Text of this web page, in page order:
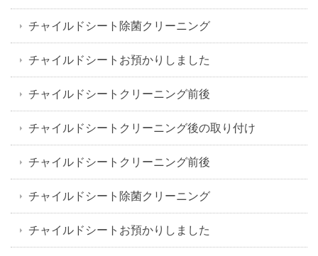
チャイルドシート除菌クリーニング
チャイルドシートお預かりしました
チャイルドシートクリーニング前後
チャイルドシートクリーニング後の取り付け
チャイルドシートクリーニング前後
チャイルドシート除菌クリーニング
チャイルドシートお預かりしました